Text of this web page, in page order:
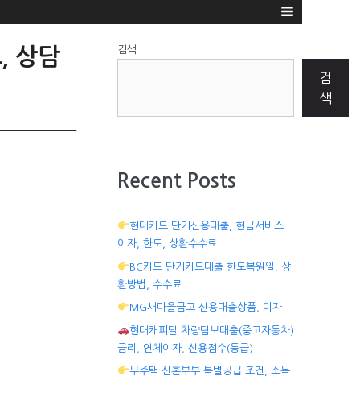
상담
검색
검
색
Recent Posts
현대카드 단기신용대출, 현금서비스
이자, 한도, 상환수수료
BC카드 단기카드대출 한도복원일, 상
환방법, 수수료
MG새마을금고 신용대출상품, 이자
현대캐피탈 차량담보대출(중고자동차)
금리, 연체이자, 신용점수(등급)
무주택 신혼부부 특별공급 조건, 소득